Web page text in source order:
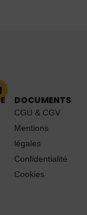
DOCUMENTS
CGU & CGV
Mentions
légales
Confidentialité
Cookies